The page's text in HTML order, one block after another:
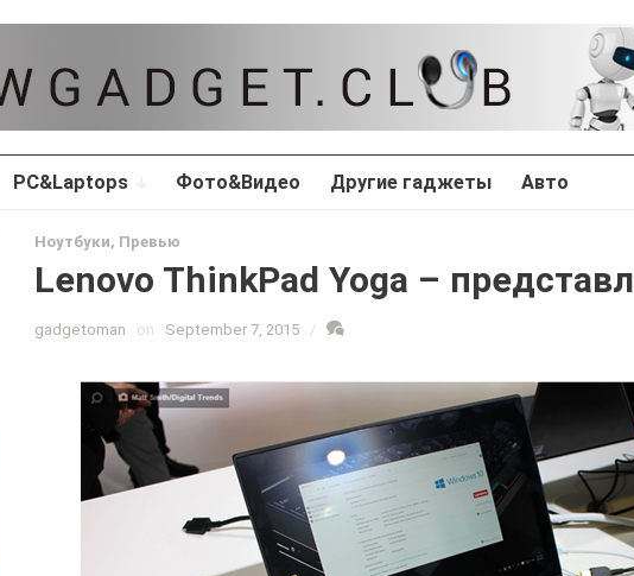
PC&Laptops Фото&Видео Другие гаджеты Авто
Ноутбуки, Превью
Lenovo ThinkPad Yoga –
gadgetoman on September 7, 2015 /